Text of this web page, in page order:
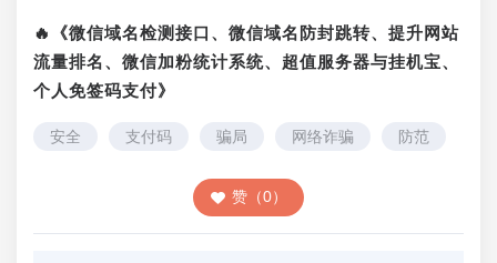
🔥《微信域名检测接口、微信域名防封跳转、提升网站
流量排名、微信加粉统计系统、超值服务器与挂机宝、
个人免签码支付》
安全 支付码 骗局 网络诈骗 防范
赞（0）